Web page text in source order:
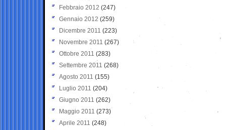
Febbraio 2012 (247)
Gennaio 2012 (259)
Dicembre 2011 (223)
Novembre 2011 (267)
Ottobre 2011 (283)
Settembre 2011 (268)
Agosto 2011 (155)
Luglio 2011 (204)
Giugno 2011 (262)
Maggio 2011 (273)
Aprile 2011 (248)